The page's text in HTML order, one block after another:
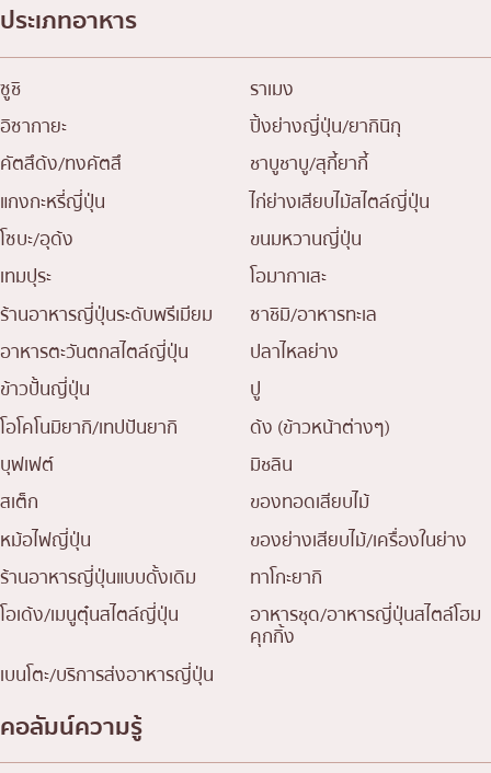
ประเภทอาหาร
ซูชิ
ราเมง
อิซากายะ
ปิ้งย่างญี่ปุ่น/ยากินิกุ
คัตสึด้ง/ทงคัตสึ
ชาบูชาบู/สุกี้ยากี้
แกงกะหรี่ญี่ปุ่น
ไก่ย่างเสียบไม้สไตล์ญี่ปุ่น
โซบะ/อุด้ง
ขนมหวานญี่ปุ่น
เทมปุระ
โอมากาเสะ
ร้านอาหารญี่ปุ่นระดับพรีเมียม
ซาชิมิ/อาหารทะเล
อาหารตะวันตกสไตล์ญี่ปุ่น
ปลาไหลย่าง
ข้าวปั้นญี่ปุ่น
ปู
โอโคโนมิยากิ/เทปปันยากิ
ด้ง (ข้าวหน้าต่างๆ)
บุฟเฟต์
มิชลิน
สเต็ก
ของทอดเสียบไม้
หม้อไฟญี่ปุ่น
ของย่างเสียบไม้/เครื่องในย่าง
ร้านอาหารญี่ปุ่นแบบดั้งเดิม
ทาโกะยากิ
โอเด้ง/เมนูตุ๋นสไตล์ญี่ปุ่น
อาหารชุด/อาหารญี่ปุ่นสไตล์โฮม
คุกกิ้ง
เบนโตะ/บริการส่งอาหารญี่ปุ่น
คอลัมน์ความรู้